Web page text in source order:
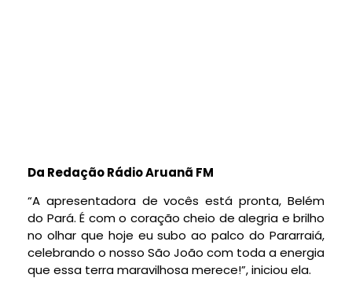
Da Redação Rádio Aruanã FM
“A apresentadora de vocês está pronta, Belém
do Pará. É com o coração cheio de alegria e brilho
no olhar que hoje eu subo ao palco do Pararraiá,
celebrando o nosso São João com toda a energia
que essa terra maravilhosa merece!”, iniciou ela.